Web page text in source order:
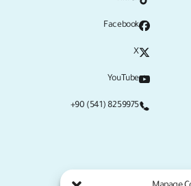
Facebook
X
YouTube
+90 (541) 8259975